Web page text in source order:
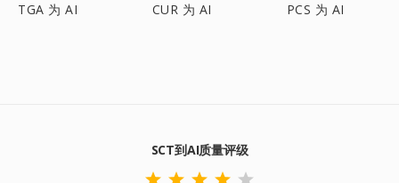
TGA 为 AI CUR 为 AI PCS 为 AI
SCT到AI质量评级